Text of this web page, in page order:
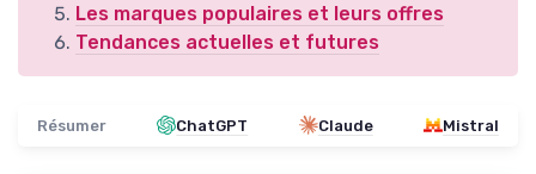
Les marques populaires et leurs offres
Tendances actuelles et futures
Résumer ChatGPT Claude Mistral